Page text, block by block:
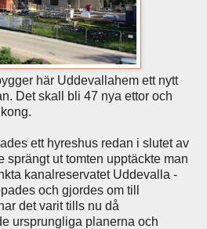
här Uddevallahem ett nytt
Det skall bli 47 nya ettor och
ett hyreshus redan i slutet av
sprängt ut tomten upptäckte man
kanalreservatet Uddevalla -
och gjordes om till
det varit tills nu då
ursprungliga planerna och